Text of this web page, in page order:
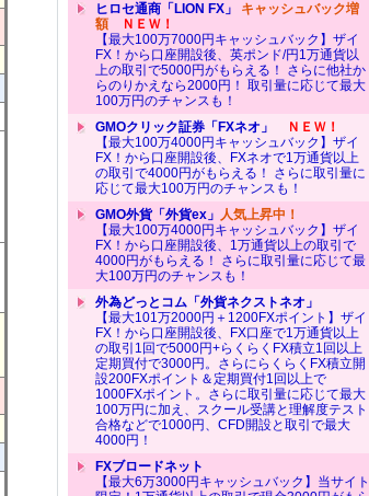
ヒロセ通商「LION FX」 キャッシュバック増
額ＮＥＷ！
【最大100万7000円キャッシュバック】ザイ
FX！から口座開設後、英ポンド/円1万通貨以
上の取引で5000円がもらえる！ さらに他社か
らのりかえなら2000円！ 取引量に応じて最大
100万円のチャンスも！
GMOクリック証券「FXネオ」
ＮＥＷ！
【最大100万4000円キャッシュバック】ザイ
FX！から口座開設後、FXネオで1万通貨以上
の取引で4000円がもらえる！ さらに取引量に
応じて最大100万円のチャンスも！
GMO外貨「外貨ex」 人気上昇中！
【最大100万4000円キャッシュバック】ザイ
FX！から口座開設後、1万通貨以上の取引で
4000円がもらえる！ さらに取引量に応じて最
大100万円のチャンスも！
外為どっとコム「外貨ネクストネオ」
【最大101万2000円＋1200FXポイント】ザイ
FX！から口座開設後、FX口座で1万通貨以上
の取引1回で5000円+らくらくFX積立1回以上
定期買付で3000円。さらにらくらくFX積立開
設200FXポイント＆定期買付1回以上で
1000FXポイント。さらに取引量に応じて最大
100万円に加え、スクール受講と理解度テスト
合格などで1000円、CFD開設と取引で最大
4000円！
FXブロードネット
【最大6万3000円キャッシュバック】当サイト